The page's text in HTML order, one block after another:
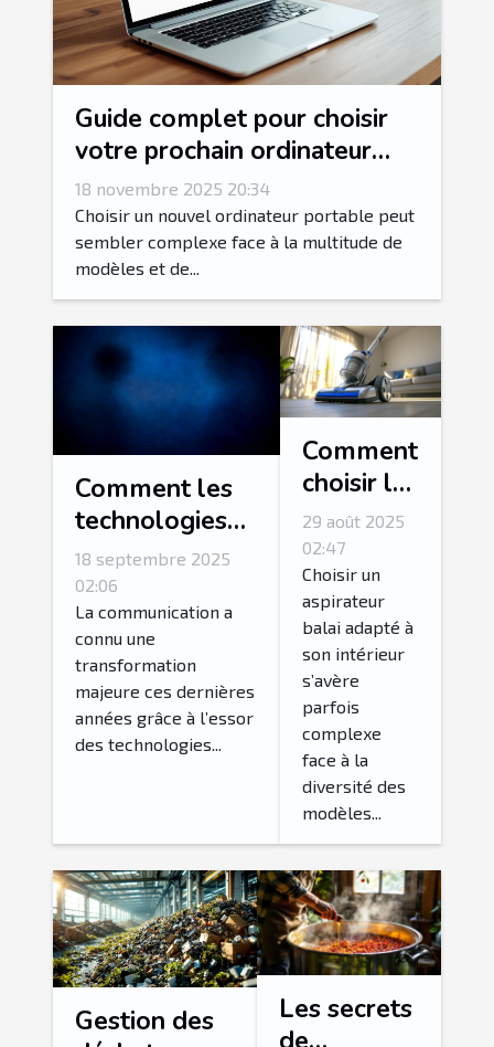
Guide complet pour choisir
votre prochain ordinateur
portable
18 novembre 2025 20:34
Choisir un nouvel ordinateur portable peut
sembler complexe face à la multitude de
modèles et de...
Comment les
technologies
de dialogue
automatisé
révolutionnent-
elles la
communication
?
18 septembre 2025
02:06
La communication a
connu une
transformation
majeure ces dernières
années grâce à l’essor
des technologies...
Comment
choisir le
meilleur
aspirateur
balai pour
votre
maison ?
29 août 2025
02:47
Choisir un
aspirateur
balai adapté à
son intérieur
s’avère
parfois
complexe
face à la
diversité des
modèles...
Gestion des
Les secrets